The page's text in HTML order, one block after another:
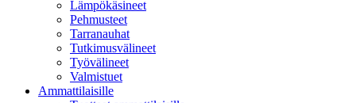
Lämpökäsineet
Pehmusteet
Tarranauhat
Tutkimusvälineet
Työvälineet
Valmistuet
Ammattilaisille